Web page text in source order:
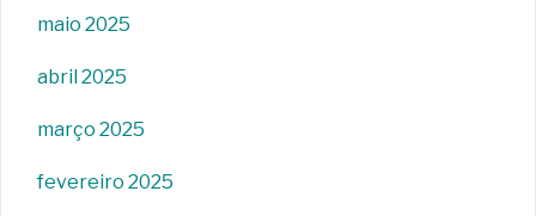
maio 2025
abril 2025
março 2025
fevereiro 2025